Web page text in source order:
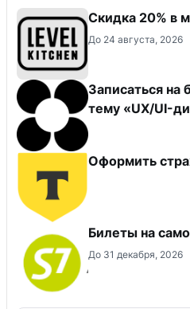
Скидка 20% в
До 24 августа, 2026
Записаться на
тему «UX/UI-
Оформить
Билеты на
До 31 декабря, 2026